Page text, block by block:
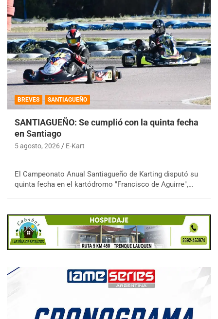
BREVES SANTIAGUEÑO
SANTIAGUEÑO: Se cumplió con la quinta fecha
en Santiago
5 agosto, 2026 E-Kart
El Campeonato Anual Santiagueño de Karting disputó su
quinta fecha en el kartódromo "Francisco de Aguirre",…